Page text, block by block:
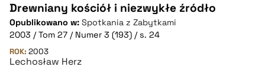
pobierz cytat
CZYSTY TEKST
pobierz cytat
Drewniany kościół i niezwykłe źródło
Opublikowano w: Spotkania z Zabytkami
2003 / Tom 27 / Numer 3 (193) / s. 24
ROK: 2003
Lechosław Herz